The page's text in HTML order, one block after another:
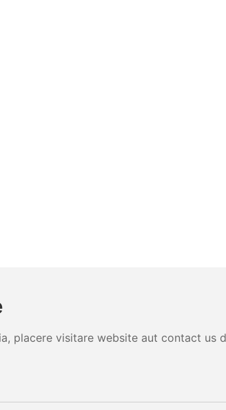
placere visitare website aut contact us